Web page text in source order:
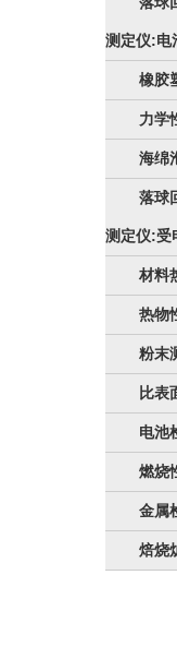
测定仪:电
橡胶
力学
海绵
落球
测定仪:受
材料
热物
粉末
比表
电池
燃烧
金属
焙烧